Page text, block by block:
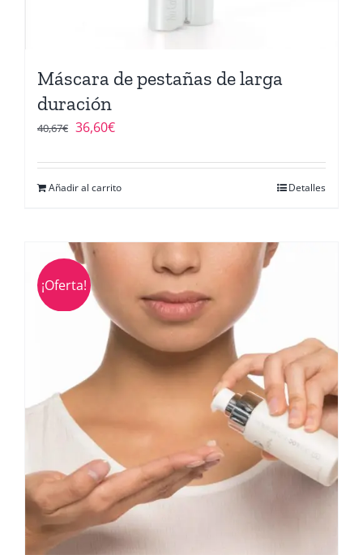
Máscara de pestañas de larga
duración
40,67€ El
original
era:
36,60€El
actual
es:
Añadir al carrito Detalles
¡Oferta!